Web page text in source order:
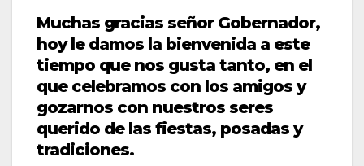
Muchas gracias señor Gobernador,
hoy le damos la bienvenida a este
tiempo que nos gusta tanto, en el
que celebramos con los amigos y
gozarnos con nuestros seres
querido de las fiestas, posadas y
tradiciones.